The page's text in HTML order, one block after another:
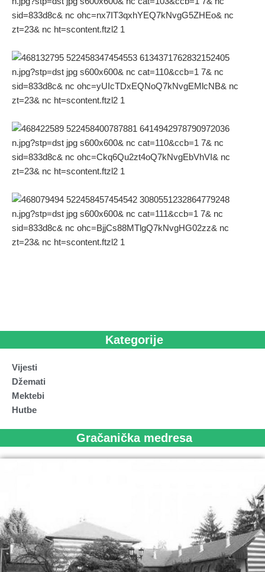
Kategorije
Vijesti
Džemati
Mektebi
Hutbe
Gračanička medresa